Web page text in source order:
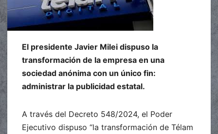
El presidente Javier Milei dispuso la
transformación de la empresa en una
sociedad anónima con un único fin:
administrar la publicidad estatal.
A través del Decreto 548/2024, el Poder
Ejecutivo dispuso “la transformación de Télam